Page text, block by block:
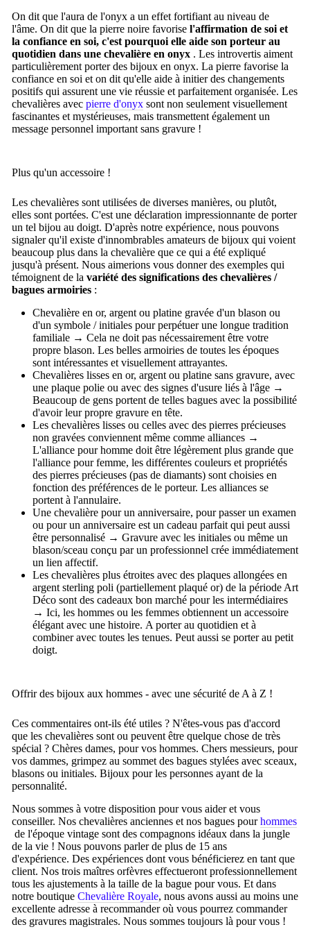
On dit que l'aura de l'onyx a un effet fortifiant au niveau de
l'âme. On dit que la pierre noire favorise l'affirmation de soi et
la confiance en soi, c'est pourquoi elle aide son porteur au
quotidien dans une chevalière en onyx . Les introvertis aiment
particulièrement porter des bijoux en onyx. La pierre favorise la
confiance en soi et on dit qu'elle aide à initier des changements
positifs qui assurent une vie réussie et parfaitement organisée. Les
chevalières avec pierre d'onyx sont non seulement visuellement
fascinantes et mystérieuses, mais transmettent également un
message personnel important sans gravure !
Plus qu'un accessoire !
Les chevalières sont utilisées de diverses manières, ou plutôt,
elles sont portées. C'est une déclaration impressionnante de porter
un tel bijou au doigt. D'après notre expérience, nous pouvons
signaler qu'il existe d'innombrables amateurs de bijoux qui voient
beaucoup plus dans la chevalière que ce qui a été expliqué
jusqu'à présent. Nous aimerions vous donner des exemples qui
témoignent de la variété des significations des chevalières /
bagues armoiries :
Chevalière en or, argent ou platine gravée d'un blason ou
d'un symbole / initiales pour perpétuer une longue tradition
familiale → Cela ne doit pas nécessairement être votre
propre blason. Les belles armoiries de toutes les époques
sont intéressantes et visuellement attrayantes.
Chevalières lisses en or, argent ou platine sans gravure, avec
une plaque polie ou avec des signes d'usure liés à l'âge →
Beaucoup de gens portent de telles bagues avec la possibilité
d'avoir leur propre gravure en tête.
Les chevalières lisses ou celles avec des pierres précieuses
non gravées conviennent même comme alliances →
L'alliance pour homme doit être légèrement plus grande que
l'alliance pour femme, les différentes couleurs et propriétés
des pierres précieuses (pas de diamants) sont choisies en
fonction des préférences de le porteur. Les alliances se
portent à l'annulaire.
Une chevalière pour un anniversaire, pour passer un examen
ou pour un anniversaire est un cadeau parfait qui peut aussi
être personnalisé → Gravure avec les initiales ou même un
blason/sceau conçu par un professionnel crée immédiatement
un lien affectif.
Les chevalières plus étroites avec des plaques allongées en
argent sterling poli (partiellement plaqué or) de la période Art
Déco sont des cadeaux bon marché pour les intermédiaires
→ Ici, les hommes ou les femmes obtiennent un accessoire
élégant avec une histoire. A porter au quotidien et à
combiner avec toutes les tenues. Peut aussi se porter au petit
doigt.
Offrir des bijoux aux hommes - avec une sécurité de A à Z !
Ces commentaires ont-ils été utiles ? N'êtes-vous pas d'accord
que les chevalières sont ou peuvent être quelque chose de très
spécial ? Chères dames, pour vos hommes. Chers messieurs, pour
vos dammes, grimpez au sommet des bagues stylées avec sceaux,
blasons ou initiales. Bijoux pour les personnes ayant de la
personnalité.
Nous sommes à votre disposition pour vous aider et vous
conseiller. Nos chevalières anciennes et nos bagues pourhommes
de l'époque vintage sont des compagnons idéaux dans la jungle
de la vie ! Nous pouvons parler de plus de 15 ans
d'expérience. Des expériences dont vous bénéficierez en tant que
client. Nos trois maîtres orfèvres effectueront professionnellement
tous les ajustements à la taille de la bague pour vous. Et dans
notre boutique Chevalière Royale, nous avons aussi au moins une
excellente adresse à recommander où vous pourrez commander
des gravures magistrales. Nous sommes toujours là pour vous !